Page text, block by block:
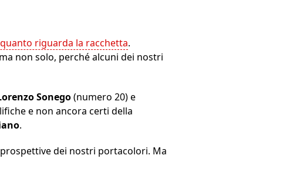
riguarda la racchetta.
non solo, perché alcuni dei nostri
Sonego(numero 20) e
e non ancora certi della
.
dei nostri portacolori. Ma